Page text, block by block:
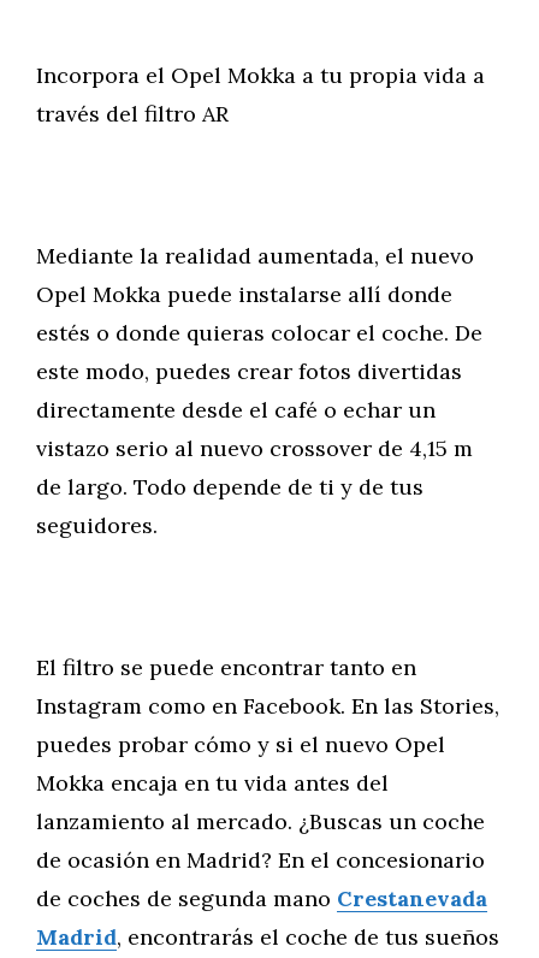
Incorpora el Opel Mokka a tu propia vida a
través del filtro AR
Mediante la realidad aumentada, el nuevo
Opel Mokka puede instalarse allí donde
estés o donde quieras colocar el coche. De
este modo, puedes crear fotos divertidas
directamente desde el café o echar un
vistazo serio al nuevo crossover de 4,15 m
de largo. Todo depende de ti y de tus
seguidores.
El filtro se puede encontrar tanto en
Instagram como en Facebook. En las Stories,
puedes probar cómo y si el nuevo Opel
Mokka encaja en tu vida antes del
lanzamiento al mercado. ¿Buscas un coche
de ocasión en Madrid? En el concesionario
de coches de segunda mano Crestanevada
Madrid, encontrarás el coche de tus sueños